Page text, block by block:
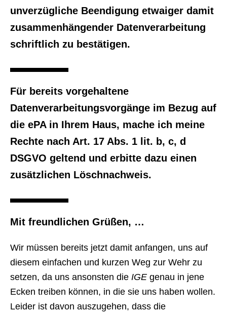
unverzügliche Beendigung etwaiger damit
zusammenhängender Datenverarbeitung
schriftlich zu bestätigen.
Für bereits vorgehaltene
Datenverarbeitungsvorgänge im Bezug auf
die ePA in Ihrem Haus, mache ich meine
Rechte nach Art. 17 Abs. 1 lit. b, c, d
DSGVO geltend und erbitte dazu einen
zusätzlichen Löschnachweis.
Mit freundlichen Grüßen, …
Wir müssen bereits jetzt damit anfangen, uns auf
diesem einfachen und kurzen Weg zur Wehr zu
setzen, da uns ansonsten die IGE genau in jene
Ecken treiben können, in die sie uns haben wollen.
Leider ist davon auszugehen, dass die